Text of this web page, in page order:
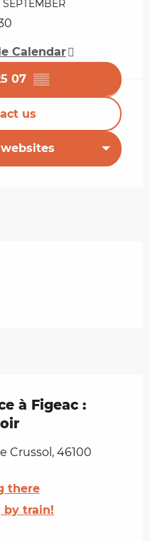
SEPTEMBER
Calendar
07 ▒▒
us
à Figeac :
Crussol, 46100
there
by train!